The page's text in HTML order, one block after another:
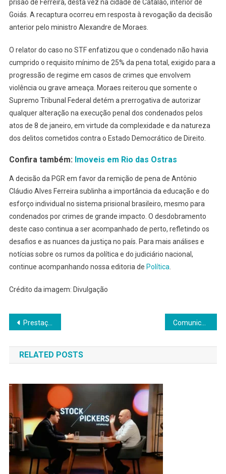
prisão de Ferreira, desta vez na cidade de Catalão, interior de
Goiás. A recaptura ocorreu em resposta à revogação da decisão
anterior pelo ministro Alexandre de Moraes.
O relator do caso no STF enfatizou que o condenado não havia
cumprido o requisito mínimo de 25% da pena total, exigido para a
progressão de regime em casos de crimes que envolvem
violência ou grave ameaça. Moraes reiterou que somente o
Supremo Tribunal Federal detém a prerrogativa de autorizar
qualquer alteração na execução penal dos condenados pelos
atos de 8 de janeiro, em virtude da complexidade e da natureza
dos delitos cometidos contra o Estado Democrático de Direito.
Confira também: Imoveis em Rio das Ostras
A decisão da PGR em favor da remição de pena de Antônio
Cláudio Alves Ferreira sublinha a importância da educação e do
esforço individual no sistema prisional brasileiro, mesmo para
condenados por crimes de grande impacto. O desdobramento
deste caso continua a ser acompanhado de perto, refletindo os
desafios e as nuances da justiça no país. Para mais análises e
notícias sobre os rumos da política e do judiciário nacional,
continue acompanhando nossa editoria de Política
Crédito da imagem: Divulgação
Navegação
de
Post
Prestação de Contas de Flávio Bolsonaro Decisiva para Apoio do PL
RELATED POSTS